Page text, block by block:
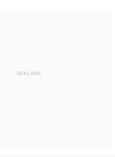
REKLAMA